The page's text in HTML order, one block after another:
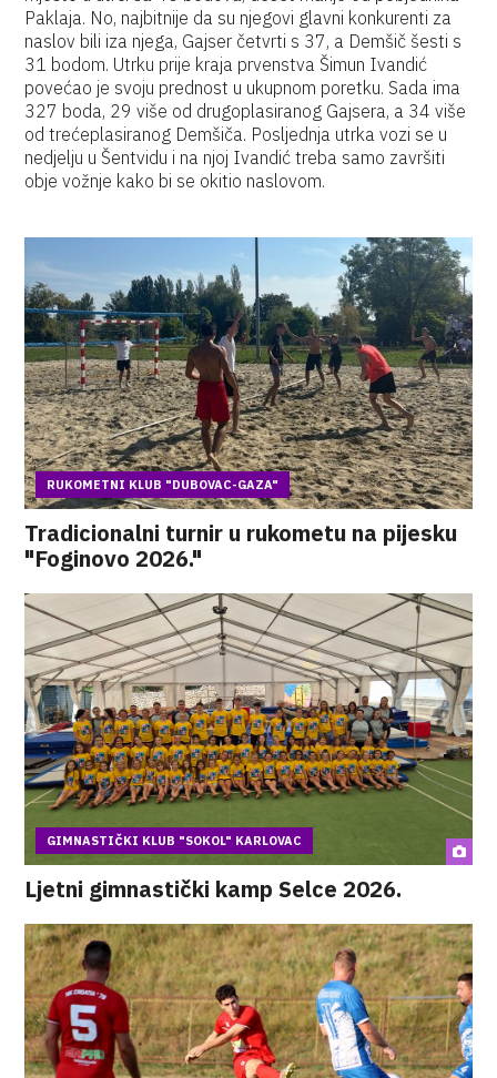
Paklaja. No, najbitnije da su njegovi glavni konkurenti za
naslov bili iza njega, Gajser četvrti s 37, a Demšič šesti s
31 bodom. Utrku prije kraja prvenstva Šimun Ivandić
povećao je svoju prednost u ukupnom poretku. Sada ima
327 boda, 29 više od drugoplasiranog Gajsera, a 34 više
od trećeplasiranog Demšiča. Posljednja utrka vozi se u
nedjelju u Šentvidu i na njoj Ivandić treba samo završiti
obje vožnje kako bi se okitio naslovom.
RUKOMETNI KLUB "DUBOVAC-GAZA"
Tradicionalni turnir u rukometu na pijesku
"Foginovo 2026."
GIMNASTIČKI KLUB "SOKOL" KARLOVAC
Ljetni gimnastički kamp Selce 2026.